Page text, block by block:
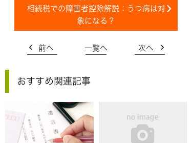
相続税での障害者控除解説：うつ病は対
象になる？
前へ 一覧へ 次へ
おすすめ関連記事